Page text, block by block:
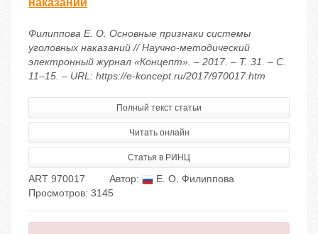
наказаний
Филиппова Е. О. Основные признаки системы
уголовных наказаний // Научно-методический
электронный журнал «Концепт». – 2017. – Т. 31. – С.
11–15. – URL: https://e-koncept.ru/2017/970017.htm
Полный текст статьи
Читать онлайн
Статья в РИНЦ
ART 970017 Автор:
Е. О. Филиппова
Просмотров: 3145